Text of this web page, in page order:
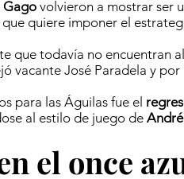
Gago volvieron a mostrar ser
quiere imponer el
que todavía no encuentran
vacante José Paradela y
para las Águilas fue el
al estilo de juego de
el once